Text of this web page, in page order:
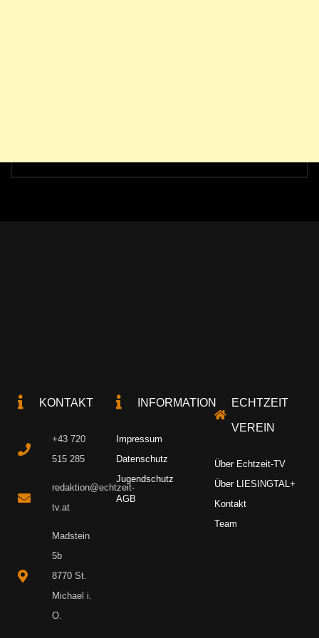
KONTAKT
+43 720
515 285
redaktion@echtzeit-
tv.at
Madstein
5b
8770 St.
Michael i.
O.
INFORMATION
Impressum
Datenschutz
Jugendschutz
AGB
ECHTZEIT
VEREIN
Über Echtzeit-TV
Über LIESINGTAL+
Kontakt
Team